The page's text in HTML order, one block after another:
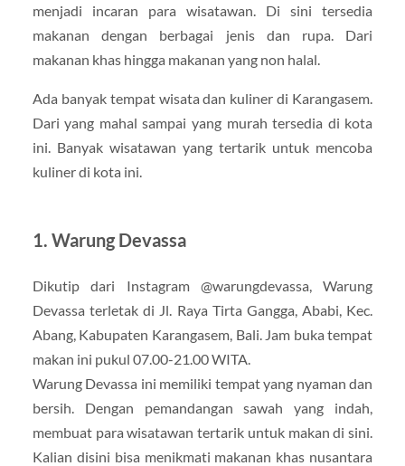
menjadi incaran para wisatawan. Di sini tersedia
makanan dengan berbagai jenis dan rupa. Dari
makanan khas hingga makanan yang non halal.
Ada banyak tempat wisata dan kuliner di Karangasem.
Dari yang mahal sampai yang murah tersedia di kota
ini. Banyak wisatawan yang tertarik untuk mencoba
kuliner di kota ini.
1. Warung Devassa
Dikutip dari Instagram @warungdevassa, Warung
Devassa terletak di Jl. Raya Tirta Gangga, Ababi, Kec.
Abang, Kabupaten Karangasem, Bali. Jam buka tempat
makan ini pukul 07.00-21.00 WITA.
Warung Devassa ini memiliki tempat yang nyaman dan
bersih. Dengan pemandangan sawah yang indah,
membuat para wisatawan tertarik untuk makan di sini.
Kalian disini bisa menikmati makanan khas nusantara